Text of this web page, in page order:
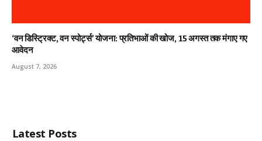
‘वन डिस्ट्रिक्ट, वन स्पोर्ट्स’ योजना: प्रतिभाओं की खोज, 15 अगस्त तक मंगाए गए
आवेदन
August 7, 2026
Latest Posts